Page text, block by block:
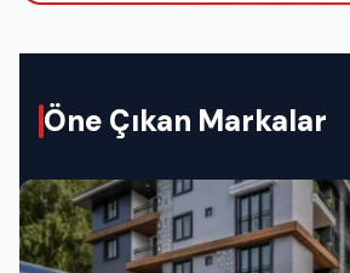
Öne Çıkan Markalar